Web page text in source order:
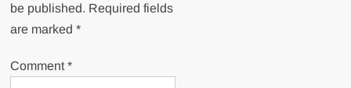
be published. Required fields
are marked*
Comment*